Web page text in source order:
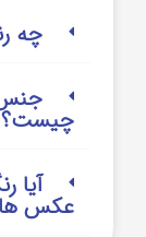
چه
جنس
چیست؟
آیا
عکس